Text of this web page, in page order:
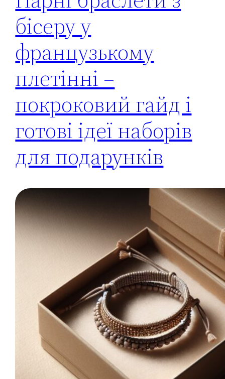
бісеру у
французькому
плетінні –
покроковий гайд і
готові ідеї наборів
для подарунків